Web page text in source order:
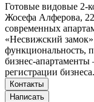
Готовые видовые 2-
Жосефа Алферова,
современных
«Несвижский
функциональность,
бизнес-
регистрации бизнеса.
Контакты
Написать